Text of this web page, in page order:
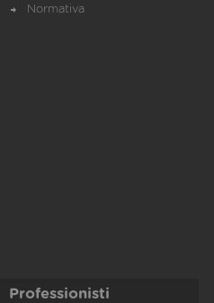
Normativa
Professionisti